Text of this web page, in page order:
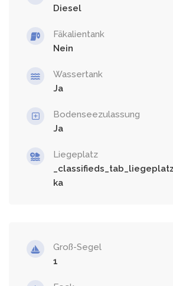
Diesel
Fäkalientank
Nein
Wassertank
Ja
Bodenseezulassung
Ja
Liegeplatz
ka
Groß-Segel
1